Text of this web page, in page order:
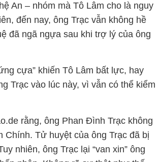
An – nhóm mà Tô Lâm cho là nguy
đến nay, ông Trạc vẫn không hề
đã ngã ngựa sau khi trợ lý của ông
cựa” khiến Tô Lâm bất lực, hay
Trạc vào lúc này, vì vẫn có thể kiểm
rằng, ông Phan Đình Trạc không
Tử huyệt của ông Trạc đã bị
nhiên, ông Trạc lại “van xin” ông